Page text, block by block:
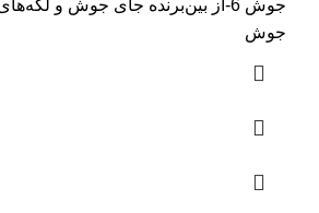
جوش 6-از بین‌برنده جای جوش و
جوش